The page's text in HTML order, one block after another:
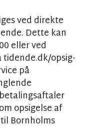
ved direkte
Dette kan
eller ved
opsig-
på
opsigelse af
Bornholms